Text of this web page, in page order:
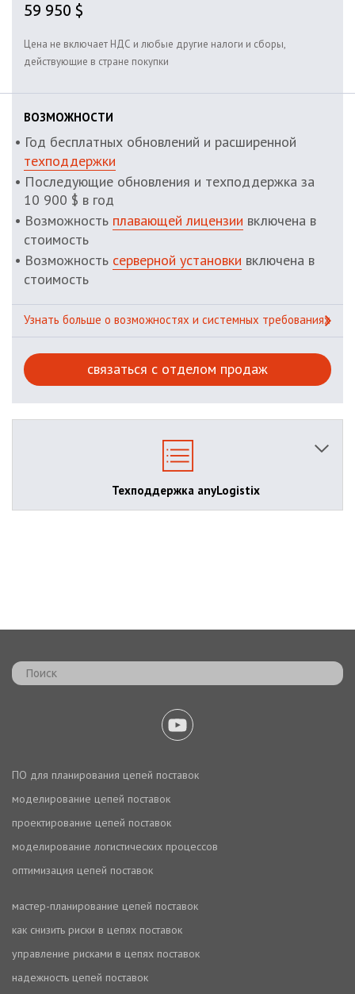
59 950 $
Цена не включает НДС и любые другие налоги и сборы,
действующие в стране покупки
ВОЗМОЖНОСТИ
Год бесплатных обновлений и расширенной
техподдержки
Последующие обновления и техподдержка за
10 900 $ в год
Возможность плавающей лицензии включена в
стоимость
Возможность серверной установки включена в
стоимость
Узнать больше о возможностях и системных требованиях
связаться с отделом продаж
Техподдержка anyLogistix
ПО для планирования цепей поставок
моделирование цепей поставок
проектирование цепей поставок
моделирование логистических процессов
оптимизация цепей поставок
мастер-планирование цепей поставок
как снизить риски в цепях поставок
управление рисками в цепях поставок
надежность цепей поставок